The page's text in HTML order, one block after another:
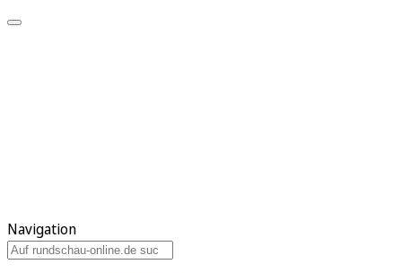
Navigation